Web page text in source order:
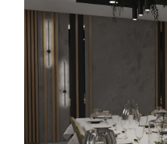
Restauracja
Wlkp.-